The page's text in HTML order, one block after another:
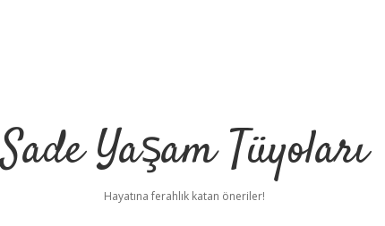
Sade Yaşam Tüyoları
Hayatına ferahlık katan öneriler!